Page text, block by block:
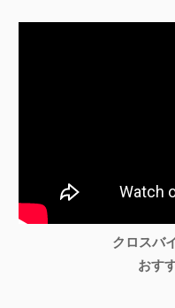
クロスバ
おす